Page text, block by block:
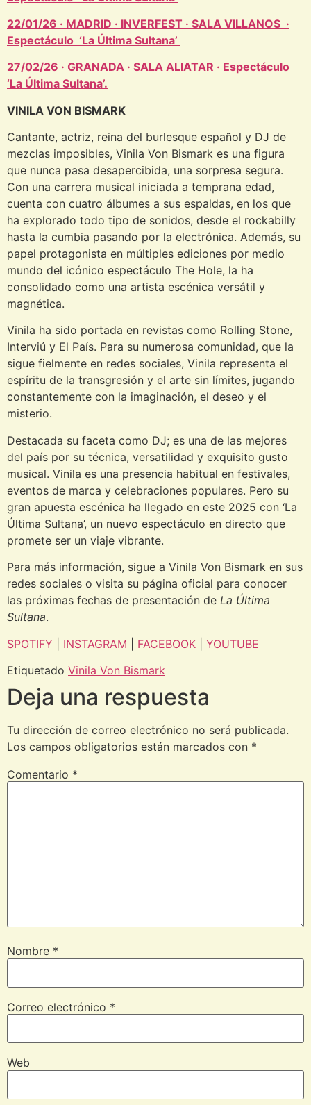
22/01/26 · MADRID · INVERFEST · SALA VILLANOS ·
Espectáculo ‘La Última Sultana’
27/02/26 · GRANADA · SALA ALIATAR · Espectáculo
‘La Última Sultana’.
VINILA VON BISMARK
Cantante, actriz, reina del burlesque español y DJ de
mezclas imposibles, Vinila Von Bismark es una figura
que nunca pasa desapercibida, una sorpresa segura.
Con una carrera musical iniciada a temprana edad,
cuenta con cuatro álbumes a sus espaldas, en los que
ha explorado todo tipo de sonidos, desde el rockabilly
hasta la cumbia pasando por la electrónica. Además, su
papel protagonista en múltiples ediciones por medio
mundo del icónico espectáculo The Hole, la ha
consolidado como una artista escénica versátil y
magnética.
Vinila ha sido portada en revistas como Rolling Stone,
Interviú y El País. Para su numerosa comunidad, que la
sigue fielmente en redes sociales, Vinila representa el
espíritu de la transgresión y el arte sin límites, jugando
constantemente con la imaginación, el deseo y el
misterio.
Destacada su faceta como DJ; es una de las mejores
del país por su técnica, versatilidad y exquisito gusto
musical. Vinila es una presencia habitual en festivales,
eventos de marca y celebraciones populares. Pero su
gran apuesta escénica ha llegado en este 2025 con ‘La
Última Sultana’, un nuevo espectáculo en directo que
promete ser un viaje vibrante.
Para más información, sigue a Vinila Von Bismark en sus
redes sociales o visita su página oficial para conocer
las próximas fechas de presentación de La Última
Sultana.
SPOTIFY
INSTAGRAM FACEBOOK
YOUTUBE
Etiquetado Vinila Von Bismark
Deja una respuesta
Tu dirección de correo electrónico no será publicada.
Los campos obligatorios están marcados con *
Comentario *
Nombre *
Correo electrónico *
Web